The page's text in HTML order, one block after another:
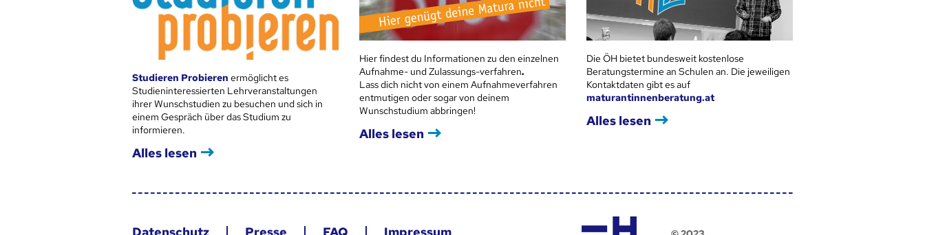
Studieren Probieren ermöglicht es
Studieninteressierten Lehrveranstaltungen
ihrer Wunschstudien zu besuchen und sich in
einem Gespräch über das Studium zu
informieren.
Alles lesen
Hier findest du Informationen zu den einzelnen
Aufnahme- und Zulassungs-verfahren.
Lass dich nicht von einem Aufnahmeverfahren
entmutigen oder sogar von deinem
Wunschstudium abbringen!
Alles lesen
Die ÖH bietet bundesweit kostenlose
Beratungstermine an Schulen an. Die jeweiligen
Kontaktdaten gibt es auf
maturantinnenberatung.at
Alles lesen